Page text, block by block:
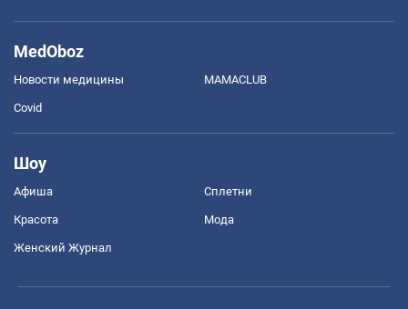
MedOboz
Новости медицины MAMACLUB
Covid
Шоу
Афиша Сплетни
Красота Мода
Женский Журнал